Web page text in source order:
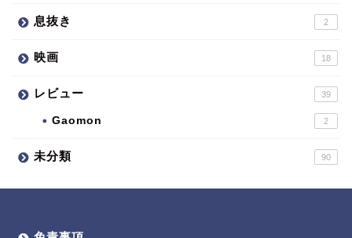
息抜き 2
映画 18
レビュー 39
Gaomon 2
未分類 90